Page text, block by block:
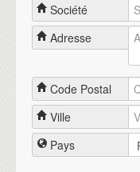
Société
Adresse
Code Postal
Ville
Pays